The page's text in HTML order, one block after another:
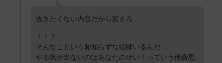
描きたくない内容だから変えろ
！！？
そんなこという恥知らずな絵師いるんだ…
やる気が出ないのはあなたのせい！っていう他責思